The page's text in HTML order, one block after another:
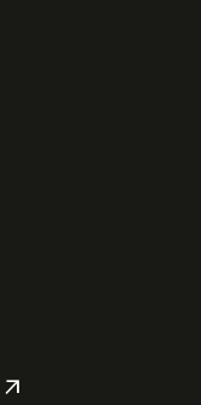
arrow_outward